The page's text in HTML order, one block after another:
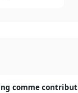
comme